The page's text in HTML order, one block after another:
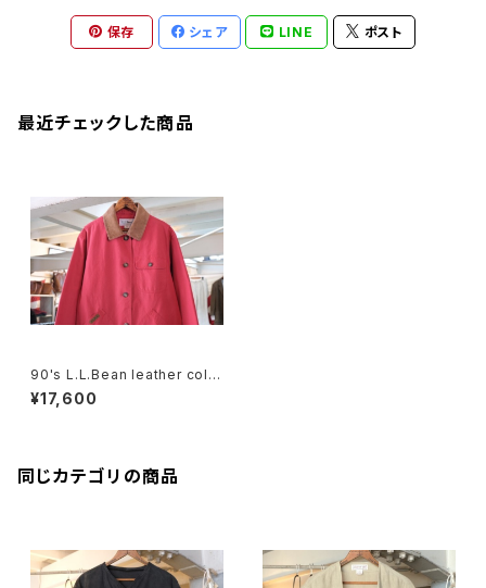
保存 シェア LINE ポスト
最近チェックした商品
90's L.L.Bean leather colla
r hunting style Coat
¥17,600
同じカテゴリの商品